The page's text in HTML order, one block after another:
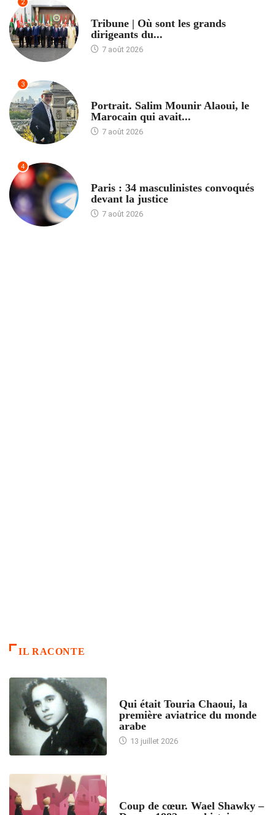
2
Tribune | Où sont les grands
dirigeants du...
7 août 2026
3
Portrait. Salim Mounir Alaoui, le
Marocain qui avait...
7 août 2026
4
Paris : 34 masculinistes convoqués
devant la justice
7 août 2026
IL RACONTE
Qui était Touria Chaoui, la
première aviatrice du monde
arabe
13 juillet 2026
Coup de cœur. Wael Shawky –